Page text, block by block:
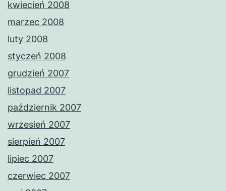
kwiecień 2008
marzec 2008
luty 2008
styczeń 2008
grudzień 2007
listopad 2007
październik 2007
wrzesień 2007
sierpień 2007
lipiec 2007
czerwiec 2007